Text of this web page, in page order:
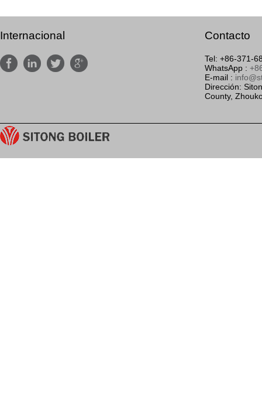
Internacional
   
Contacto
Tel: +86-371-
WhatsApp :
E-mail :
Dirección:
County,